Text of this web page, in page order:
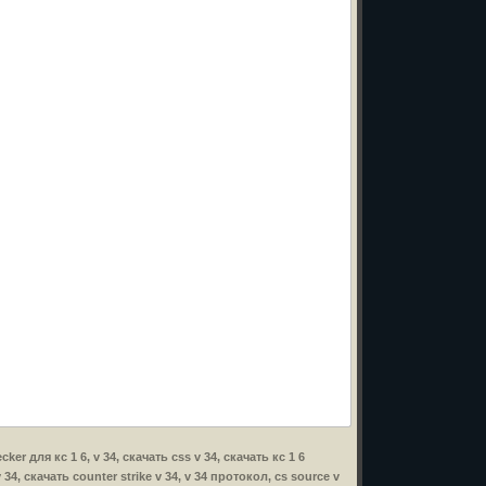
для кс 1 6, v 34, скачать css v 34, скачать кс 1 6
скачать counter strike v 34, v 34 протокол, cs source v